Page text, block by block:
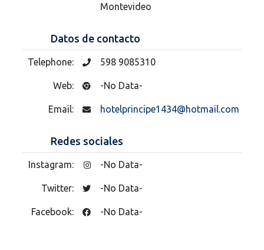
Montevideo
Datos de contacto
Telephone: 598 9085310
Web: -No Data-
Email: hotelprincipe1434@hotmail.com
Redes sociales
Instagram: -No Data-
Twitter: -No Data-
Facebook: -No Data-